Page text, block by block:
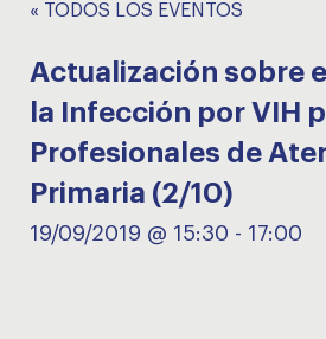
« TODOS LOS EVENTOS
Actualización sobre
la Infección por VIH
Profesionales de
Primaria (2/10)
19/09/2019 @ 15:30 - 17:00